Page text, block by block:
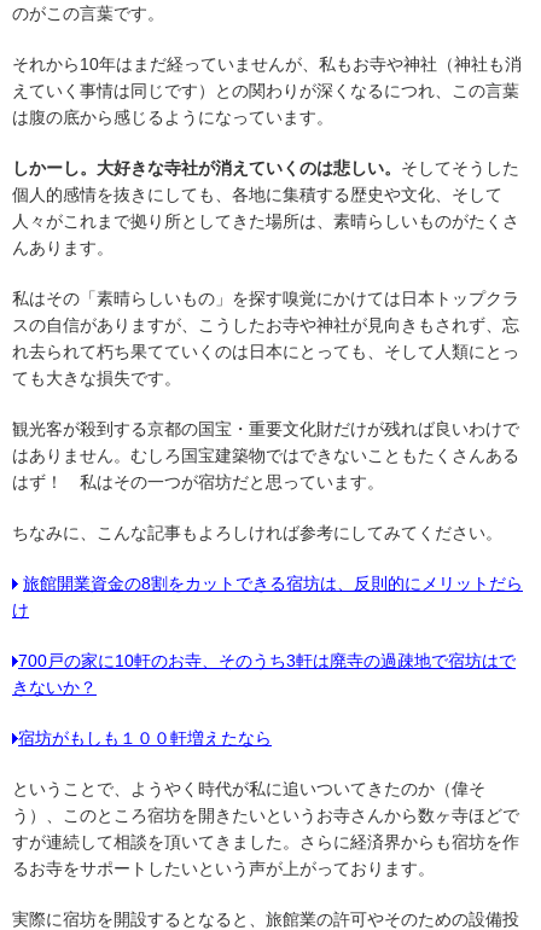
のがこの言葉です。
それから10年はまだ経っていませんが、私もお寺や神社（神社も消
えていく事情は同じです）との関わりが深くなるにつれ、この言葉
は腹の底から感じるようになっています。
しかーし。大好きな寺社が消えていくのは悲しい。 そしてそうした
個人的感情を抜きにしても、各地に集積する歴史や文化、そして
人々がこれまで拠り所としてきた場所は、素晴らしいものがたくさ
んあります。
私はその「素晴らしいもの」を探す嗅覚にかけては日本トップクラ
スの自信がありますが、こうしたお寺や神社が見向きもされず、忘
れ去られて朽ち果てていくのは日本にとっても、そして人類にとっ
ても大きな損失です。
観光客が殺到する京都の国宝・重要文化財だけが残れば良いわけで
はありません。むしろ国宝建築物ではできないこともたくさんある
はず！ 私はその一つが宿坊だと思っています。
ちなみに、こんな記事もよろしければ参考にしてみてください。
旅館開業資金の8割をカットできる宿坊は、反則的にメリットだら
け
700戸の家に10軒のお寺、そのうち3軒は廃寺の過疎地で宿坊はで
きないか？
宿坊がもしも１００軒増えたなら
ということで、ようやく時代が私に追いついてきたのか（偉そ
う）、このところ宿坊を開きたいというお寺さんから数ヶ寺ほどで
すが連続して相談を頂いてきました。さらに経済界からも宿坊を作
るお寺をサポートしたいという声が上がっております。
実際に宿坊を開設するとなると、旅館業の許可やそのための設備投